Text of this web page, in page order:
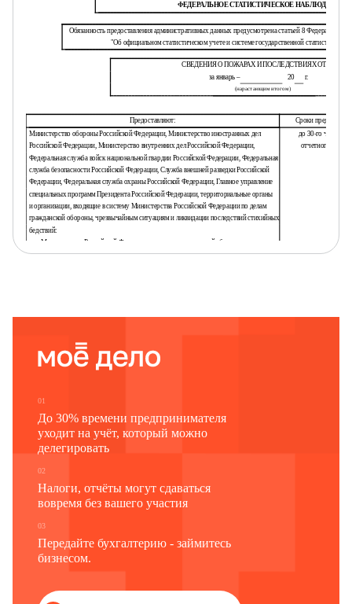
ФЕДЕРАЛЬНОЕ СТАТИСТИЧЕСКОЕ НАБЛЮДЕНИЕ
Обязанность предоставления административных данных предусмотрена статьей 8 Федерального
"Об официальном статистическом учете и системе государственной статистики в
СВЕДЕНИЯ О ПОЖАРАХ И ПОСЛЕДСТВИЯХ ОТ НИХ
за январь – 20 г.
(нарастающим итогом)
Предоставляют:
Сроки
Министерство обороны Российской Федерации, Министерство иностранных дел
до 30-го числа
отчетного
Российской Федерации, Министерство внутренних дел Российской Федерации,
Федеральная служба войск национальной гвардии Российской Федерации, Федеральная
служба безопасности Российской Федерации, Служба внешней разведки Российской
Федерации, Федеральная служба охраны Российской Федерации, Главное управление
специальных программ Президента Российской Федерации, территориальные органы
и организации, входящие в систему Министерства Российской Федерации по делам
гражданской обороны, чрезвычайным ситуациям и ликвидации последствий стихийных
бедствий:
-Министерству Российской Федерации по делам гражданской обороны,
чрезвычайным ситуациям и ликвидации последствий стихийных бедствий
1 2
01
До 30% времени предпринимателя
уходит на учёт, который можно
делегировать
02
Налоги, отчёты могут сдаваться
вовремя без вашего участия
03
Передайте бухгалтерию - займитесь
бизнесом.